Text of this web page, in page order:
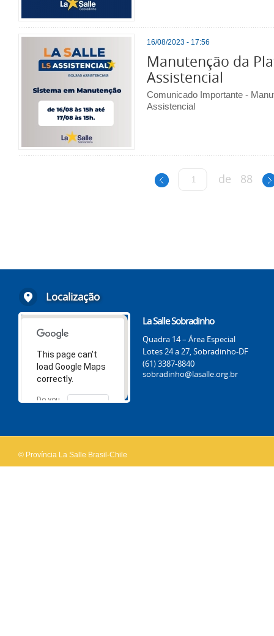
16/08/2023 - 17:56
Manutenção da
Assistencial
Comunicado Importante -
Assistencial
de 88
Localização
This page can't
load Google Maps
correctly.
Do you
OK
La Salle Sobradinho
Quadra 14 – Área Especial
Lotes 24 a 27, Sobradinho-DF
(61) 3387-8840
sobradinho@lasalle.org.br
© Província La Salle Brasil-Chile